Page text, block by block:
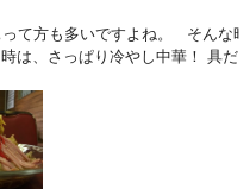
て方も多いですよね。 そんな
は、さっぱり冷やし中華！ 具だ